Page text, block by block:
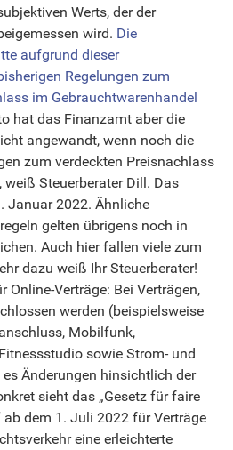
Werts, der der
wird. Die
aufgrund dieser
Regelungen zum
im Gebrauchtwarenhandel
hat das Finanzamt aber die
angewandt, wenn noch die
zum verdeckten Preisnachlass
weiß Steuerberater Dill. Das
Januar 2022. Ähnliche
gelten übrigens noch in
Auch hier fallen viele zum
dazu weiß Ihr Steuerberater!
Verträge: Bei Verträgen,
werden (beispielsweise
Mobilfunk,
sowie Strom- und
Änderungen hinsichtlich der
sieht das „Gesetz für faire
ab dem 1. Juli 2022 für Verträge
eine erleichterte